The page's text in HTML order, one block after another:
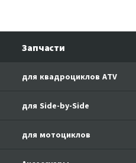
Запчасти
для квадроциклов ATV
CFORCE 110 EFI
CF500-A Basic
для Side-by-Side
для мотоциклов